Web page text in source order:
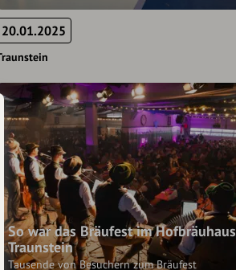
20.01.2025
So war das Bräufest im Hofbräuhaus
Traunstein
Tausende von Besuchern zum Bräufest